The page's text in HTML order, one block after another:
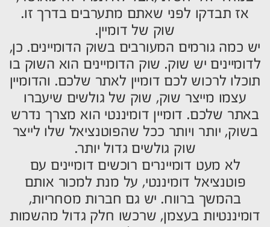
אז תבדקו לפני שאתם מתערבים בדרך זו.
שוק של דומיין.
יש כמה גורמים המעורבים בשוק הדומיינים. כן,
לדומיינים יש שוק. שוק הדומיינים הוא השוק בו
תוכלו לרכוש לכם דומיין לאתר שלכם. והדומיין
עצמו מייצר שוק, שוק של גולשים שיעברו
באתר שלכם. דומיין דומיננטי הוא מצרך נדרש
בשוק, יותר ויותר ככל שהפוטנציאל שלו לייצר
שוק גולשים גדול יותר.
לא מעט דומיינרים רוכשים דומיינים עם
פוטנציאל דומיננטי, על מנת למכור אותם
בהמשך ברווח. יש גם חברות מסחריות,
דומיננטיות בעצמן, שרכשו חלק גדול מהשמות